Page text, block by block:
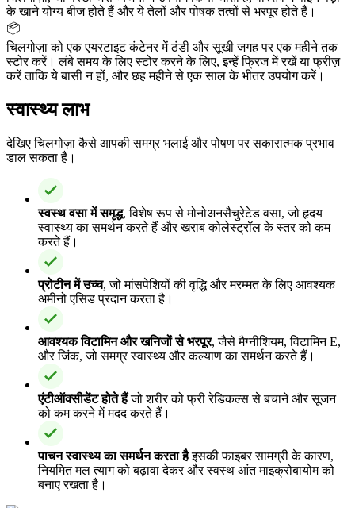
के खाने योग्य बीज होते हैं और ये तेलों और पोषक तत्वों से भरपूर होते हैं।
📦
चिलगोज़ा को एक एयरटाइट कंटेनर में ठंडी और सूखी जगह पर एक महीने तक
स्टोर करें। लंबे समय के लिए स्टोर करने के लिए, इन्हें फ्रिज में रखें या फ्रीज़
करें ताकि ये बासी न हों, और छह महीने से एक साल के भीतर उपयोग करें।
स्वास्थ्य लाभ
देखिए चिलगोज़ा कैसे आपकी समग्र भलाई और पोषण पर सकारात्मक प्रभाव
डाल सकता है।
स्वस्थ वसा में समृद्ध, विशेष रूप से मोनोअनसैचुरेटेड वसा, जो हृदय
स्वास्थ्य का समर्थन करते हैं और खराब कोलेस्ट्रॉल के स्तर को कम
करते हैं।
प्रोटीन में उच्च, जो मांसपेशियों की वृद्धि और मरम्मत के लिए आवश्यक
अमीनो एसिड प्रदान करता है।
आवश्यक विटामिन और खनिजों से भरपूर, जैसे मैग्नीशियम, विटामिन E,
और जिंक, जो समग्र स्वास्थ्य और कल्याण का समर्थन करते हैं।
एंटीऑक्सीडेंट होते हैंजो शरीर को फ्री रेडिकल्स से बचाने और सूजन
को कम करने में मदद करते हैं।
पाचन स्वास्थ्य का समर्थन करता हैइसकी फाइबर सामग्री के कारण,
नियमित मल त्याग को बढ़ावा देकर और स्वस्थ आंत माइक्रोबायोम को
बनाए रखता है।